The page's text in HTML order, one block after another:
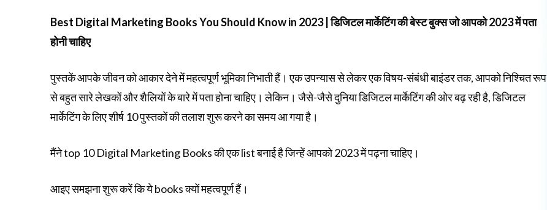
Best Digital Marketing Books You Should Know in 2023 | डिजिटल मार्केटिंग की बेस्ट बुक्स जो आपको 2023 में पता
होनी चाहिए
पुस्तकें आपके जीवन को आकार देने में महत्वपूर्ण भूमिका निभाती हैं। एक उपन्यास से लेकर एक विषय-संबंधी बाइंडर तक, आपको निश्चित रूप
से बहुत सारे लेखकों और शैलियों के बारे में पता होना चाहिए। लेकिन। जैसे-जैसे दुनिया डिजिटल मार्केटिंग की ओर बढ़ रही है, डिजिटल
मार्केटिंग के लिए शीर्ष 10 पुस्तकों की तलाश शुरू करने का समय आ गया है।
मैंने top 10 Digital Marketing Books की एक list बनाई है जिन्हें आपको 2023 में पढ़ना चाहिए।
आइए समझना शुरू करें कि ये books क्यों महत्वपूर्ण हैं।